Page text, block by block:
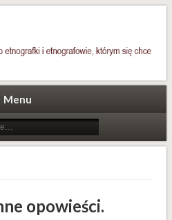
Pracownia
chce
Menu
opowieści.